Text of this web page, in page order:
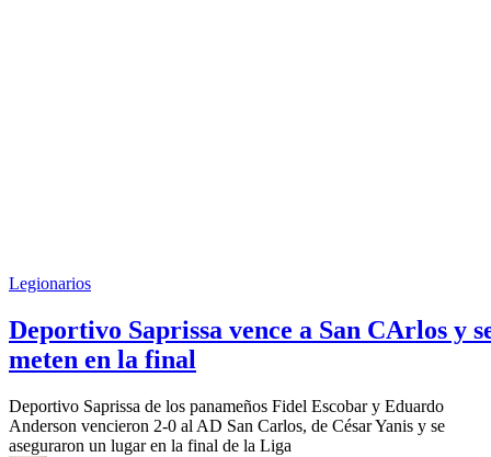
Legionarios
Deportivo Saprissa vence a San CArlos y
meten en la final
Deportivo Saprissa de los panameños Fidel Escobar y Eduardo
Anderson vencieron 2-0 al AD San Carlos, de César Yanis y se
aseguraron un lugar en la final de la Liga